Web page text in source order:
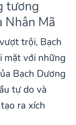
tương
Nhân Mã
trội, Bạch
mặt với những
Bạch Dương
tự do và
ra xích